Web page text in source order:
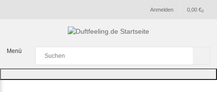
Anmelden 0
0,00 €
Menü